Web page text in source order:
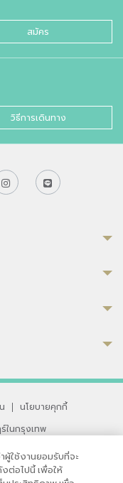
สมัคร
วิธีการเดินทาง
|
นโยบายคุกกี้
ในกรุงเทพ
ประเทศไทย
เว็บไซต์ของเรา
ใช้งานยอมรับที่จะ
ต่อไปนี้ เพื่อให้